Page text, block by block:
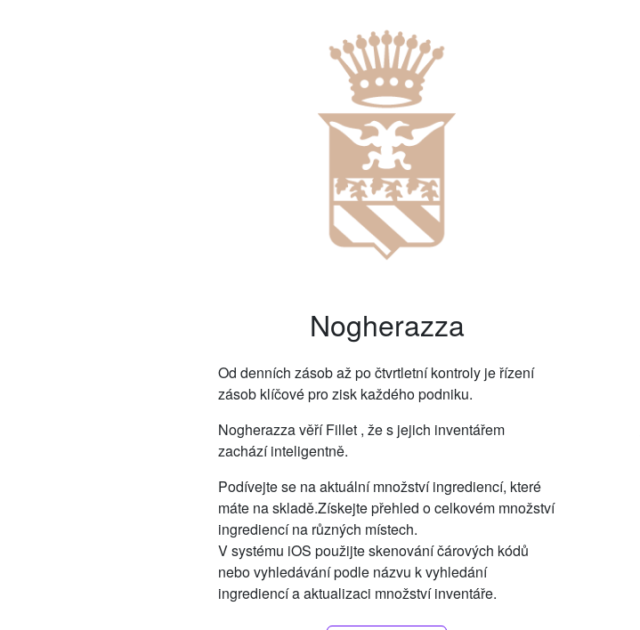
Nogherazza
Od denních zásob až po čtvrtletní kontroly je řízení
zásob klíčové pro zisk každého podniku.
Nogherazza věří Fillet , že s jejich inventářem
zachází inteligentně.
Podívejte se na aktuální množství ingrediencí, které
máte na skladě.Získejte přehled o celkovém množství
ingrediencí na různých místech.
V systému iOS použijte skenování čárových kódů
nebo vyhledávání podle názvu k vyhledání
ingrediencí a aktualizaci množství inventáře.